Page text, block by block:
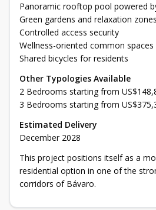
Panoramic rooftop pool powered
Green gardens and relaxation zones
Controlled access security
Wellness-oriented common spaces
Shared bicycles for residents
Other Typologies Available
2 Bedrooms starting from
3 Bedrooms starting from
Estimated Delivery
December 2028
This project positions itself as a
residential option in one of the
corridors of Bávaro.